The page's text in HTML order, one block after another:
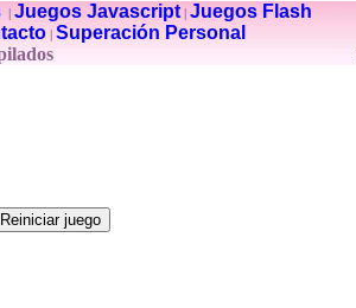
| Juegos Javascript| Juegos Flash
Superación Personal